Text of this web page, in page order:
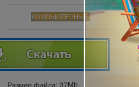
КОМПЬЮТЕРНЫЕ
Размер файла: 37Mb